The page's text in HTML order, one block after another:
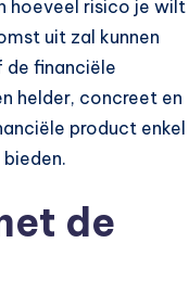
hoeveel risico je wilt
uit zal kunnen
de financiële
helder, concreet en
product enkel
de